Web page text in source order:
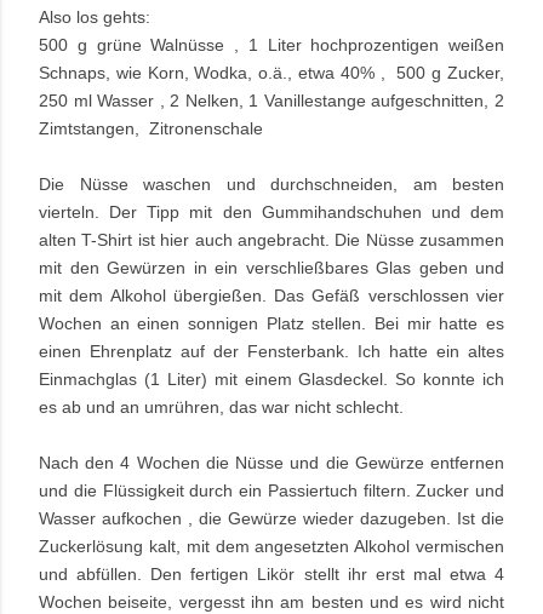
Also los gehts:
500 g grüne Walnüsse , 1 Liter hochprozentigen weißen
Schnaps, wie Korn, Wodka, o.ä., etwa 40% , 500 g Zucker,
250 ml Wasser , 2 Nelken, 1 Vanillestange aufgeschnitten, 2
Zimtstangen, Zitronenschale
Die Nüsse waschen und durchschneiden, am besten
vierteln. Der Tipp mit den Gummihandschuhen und dem
alten T-Shirt ist hier auch angebracht. Die Nüsse zusammen
mit den Gewürzen in ein verschließbares Glas geben und
mit dem Alkohol übergießen. Das Gefäß verschlossen vier
Wochen an einen sonnigen Platz stellen. Bei mir hatte es
einen Ehrenplatz auf der Fensterbank. Ich hatte ein altes
Einmachglas (1 Liter) mit einem Glasdeckel. So konnte ich
es ab und an umrühren, das war nicht schlecht.
Nach den 4 Wochen die Nüsse und die Gewürze entfernen
und die Flüssigkeit durch ein Passiertuch filtern. Zucker und
Wasser aufkochen , die Gewürze wieder dazugeben. Ist die
Zuckerlösung kalt, mit dem angesetzten Alkohol vermischen
und abfüllen. Den fertigen Likör stellt ihr erst mal etwa 4
Wochen beiseite, vergesst ihn am besten und es wird nicht